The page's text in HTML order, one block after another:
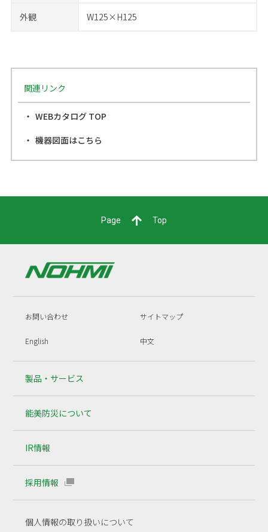
外観 W125×H125
関連リンク
WEBカタログ TOP
機器図面はこちら
Page Top
お問い合わせ サイトマップ
English 中文
製品・サービス
能美防災について
IR情報
採用情報
個人情報の取り扱いについて